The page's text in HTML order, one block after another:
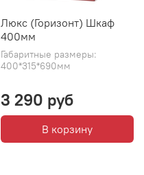
Люкс (Горизонт) Шкаф
400мм
Габаритные размеры:
400*315*690мм
3 290 руб
В корзину